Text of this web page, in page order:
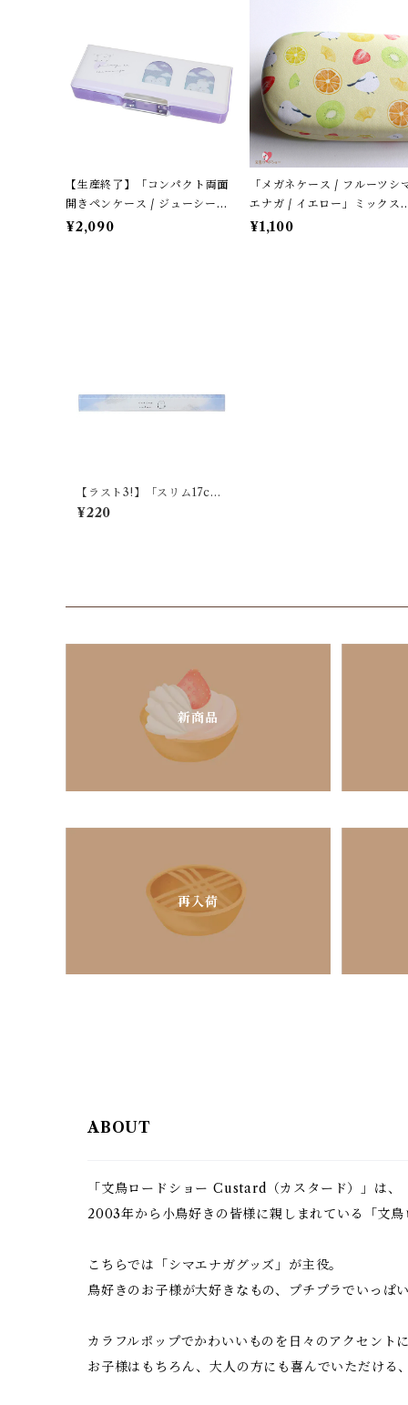
【生産終了】「コンパクト両面
開きペンケース / ジューシーな
シマエナガ」窓から覗くシマエ
¥2,090
「メガネケース / フルーツシ
エナガ / イエロー」ミックス
ルーツ柄 / フレンズヒル＊パ
¥1,100
【ラスト3!】「スリム17cm
定規 / iroiro color / シマ
エナガ」シマエナガの物差
¥220
新商品
再入荷
ABOUT
「文鳥ロードショー Custard（カスタード）」は、
2003年から小鳥好きの皆様に親しまれている「文
こちらでは「シマエナガグッズ」が主役。
鳥好きのお子様が大好きなもの、プチプラでいっぱ
カラフルポップでかわいいものを日々のアクセント
お子様はもちろん、大人の方にも喜んでいただける